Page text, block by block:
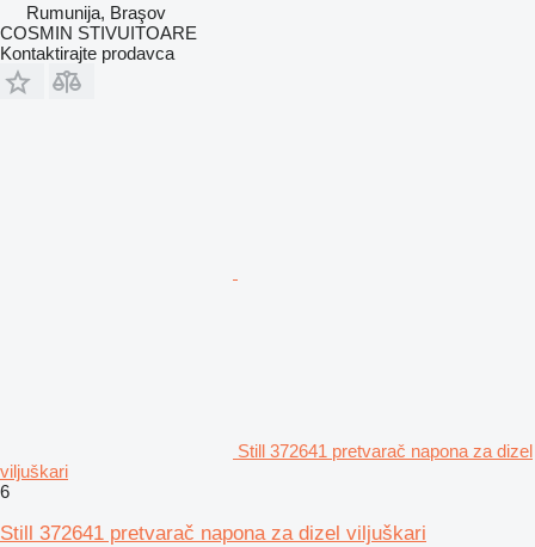
Rumunija, Braşov
COSMIN STIVUITOARE
Kontaktirajte prodavca
Still 372641 pretvarač napona za dizel
viljuškari
6
Still 372641 pretvarač napona za dizel viljuškari